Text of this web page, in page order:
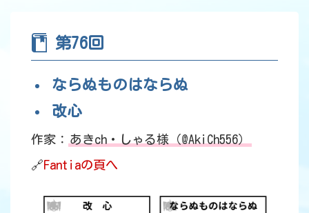
第76回
ならぬものはならぬ
改心
作家： あきch・しゃる様（@AkiCh556）
🔗Fantiaの頁へ